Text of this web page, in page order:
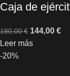
Caja de
180,00€ 144,00 €
Leer más
-20%